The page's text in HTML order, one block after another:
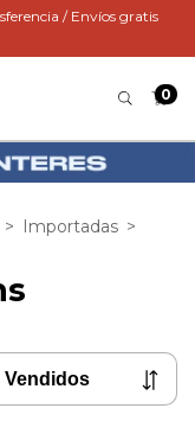
/ Envíos gratis
0
> Importadas >